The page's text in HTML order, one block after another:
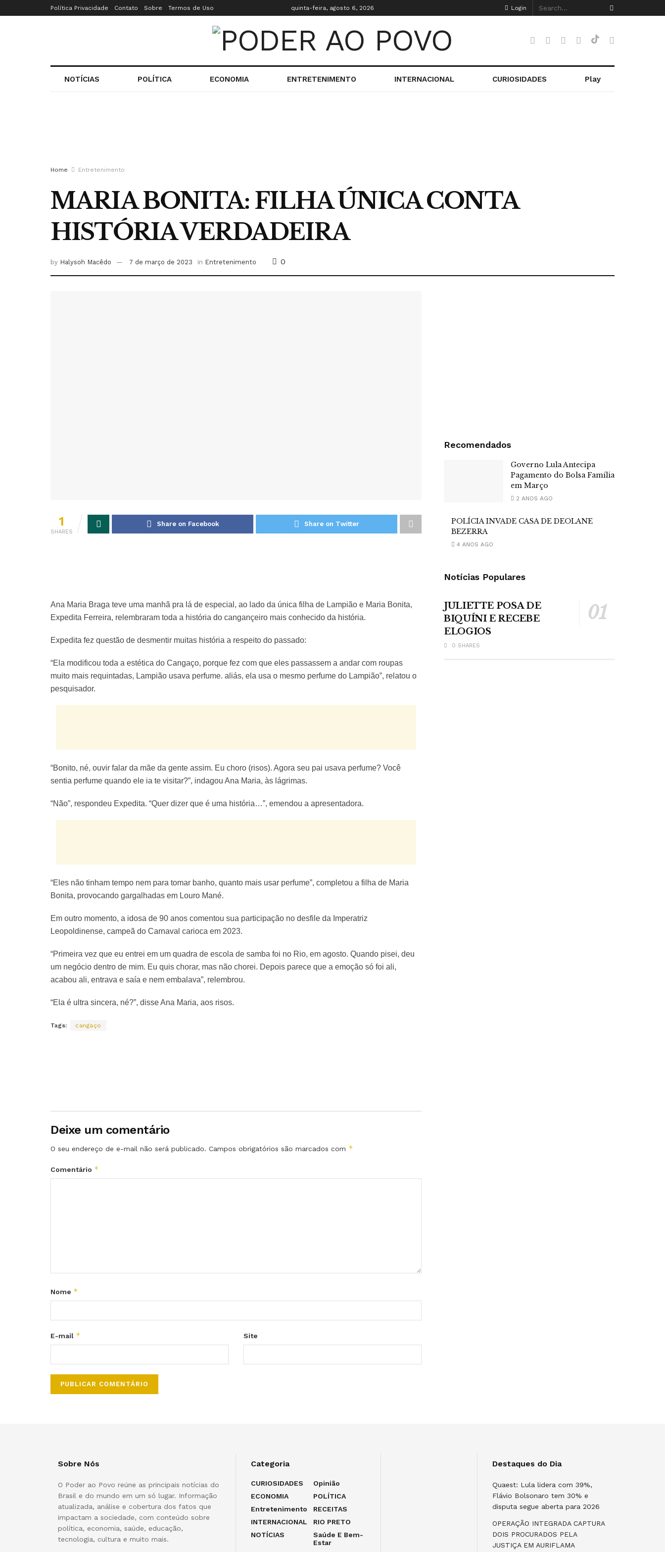
Política Privacidade Contato Sobre Termos de Uso quinta-feira, agosto 6, 2026 Login
NOTÍCIAS POLÍTICA ECONOMIA ENTRETENIMENTO INTERNACIONAL CURIOSIDADES Play
Home Entretenimento
MARIA BONITA: FILHA ÚNICA CONTA
HISTÓRIA VERDADEIRA
by Halysoh Macêdo 7 de março de 2023 in Entretenimento 0
1
SHARES
Share on Facebook Share on Twitter
Ana Maria Braga teve uma manhã pra lá de especial, ao lado da única filha de Lampião e Maria Bonita,
Expedita Ferreira, relembraram toda a história do cangançeiro mais conhecido da história.
Expedita fez questão de desmentir muitas história a respeito do passado:
“Ela modificou toda a estética do Cangaço, porque fez com que eles passassem a andar com roupas
muito mais requintadas, Lampião usava perfume. aliás, ela usa o mesmo perfume do Lampião”, relatou o
pesquisador.
“Bonito, né, ouvir falar da mãe da gente assim. Eu choro (risos). Agora seu pai usava perfume? Você
sentia perfume quando ele ia te visitar?”, indagou Ana Maria, às lágrimas.
“Não”, respondeu Expedita. “Quer dizer que é uma história…”, emendou a apresentadora.
“Eles não tinham tempo nem para tomar banho, quanto mais usar perfume”, completou a filha de Maria
Bonita, provocando gargalhadas em Louro Mané.
Em outro momento, a idosa de 90 anos comentou sua participação no desfile da Imperatriz
Leopoldinense, campeã do Carnaval carioca em 2023.
“Primeira vez que eu entrei em um quadra de escola de samba foi no Rio, em agosto. Quando pisei, deu
um negócio dentro de mim. Eu quis chorar, mas não chorei. Depois parece que a emoção só foi ali,
acabou ali, entrava e saía e nem embalava”, relembrou.
“Ela é ultra sincera, né?”, disse Ana Maria, aos risos.
Tags: cangaço
Deixe um comentário
O seu endereço de e-mail não será publicado. Campos obrigatórios são marcados com *
Comentário *
Nome *
E-mail * Site
Recomendados
Governo Lula Antecipa
Pagamento do Bolsa Família
em Março
2 ANOS AGO
POLÍCIA INVADE CASA DE DEOLANE
BEZERRA
4 ANOS AGO
Notícias Populares
JULIETTE POSA DE
BIQUÍNI E RECEBE
ELOGIOS
0 SHARES
Sobre Nós
O Poder ao Povo reúne as principais notícias do
Brasil e do mundo em um só lugar. Informação
atualizada, análise e cobertura dos fatos que
impactam a sociedade, com conteúdo sobre
política, economia, saúde, educação,
tecnologia, cultura e muito mais.
Categoria
CURIOSIDADES
ECONOMIA
Entretenimento
INTERNACIONAL
NOTÍCIAS
Opinião
POLÍTICA
RECEITAS
RIO PRETO
Saúde E Bem-
Estar
Destaques do Dia
Quaest: Lula lidera com 39%,
Flávio Bolsonaro tem 30% e
disputa segue aberta para 2026
OPERAÇÃO INTEGRADA CAPTURA
DOIS PROCURADOS PELA
JUSTIÇA EM AURIFLAMA